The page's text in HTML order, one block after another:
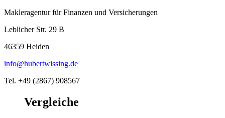
Makleragentur für Finanzen und Versicherungen
Leblicher Str. 29 B
46359 Heiden
info@hubertwissing.de
Tel. +49 (2867) 908567
Vergleiche